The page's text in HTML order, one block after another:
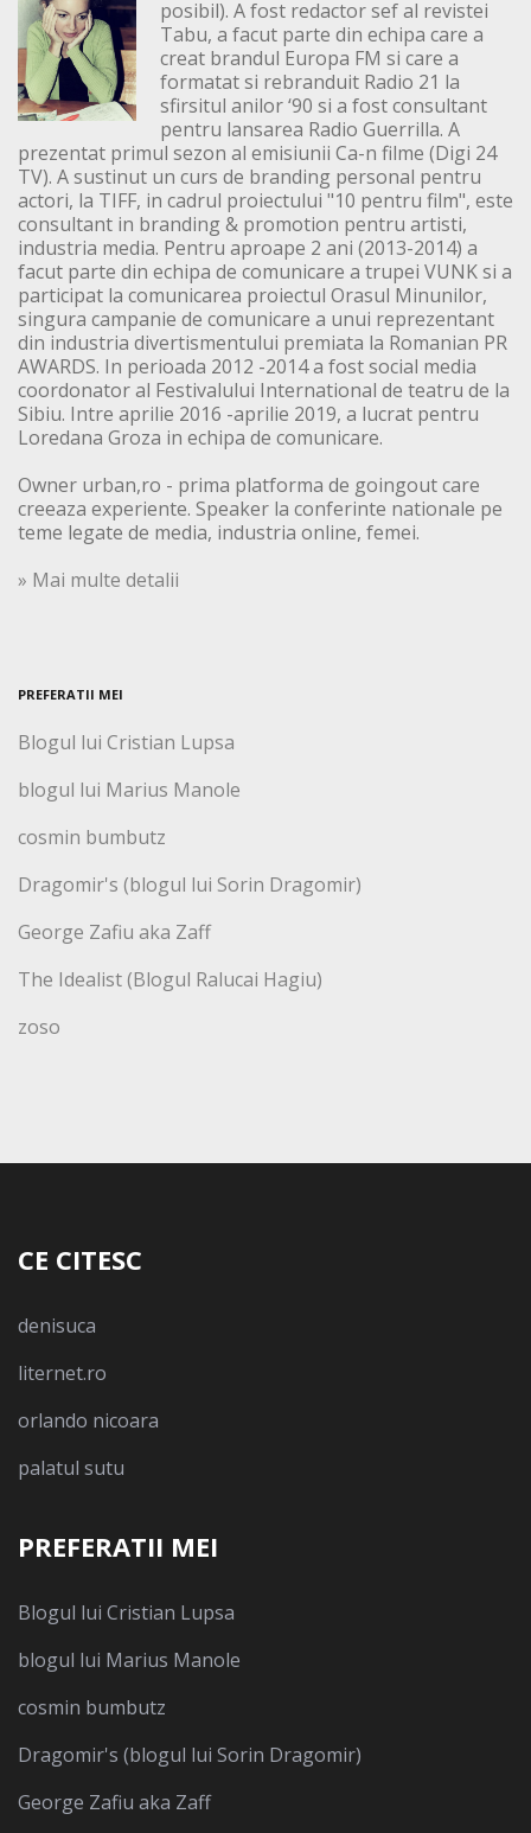
posibil). A fost redactor sef al revistei
Tabu, a facut parte din echipa care a
creat brandul Europa FM si care a
formatat si rebranduit Radio 21 la
sfirsitul anilor ‘90 si a fost consultant
pentru lansarea Radio Guerrilla. A
prezentat primul sezon al emisiunii Ca-n filme (Digi 24
TV). A sustinut un curs de branding personal pentru
actori, la TIFF, in cadrul proiectului "10 pentru film", este
consultant in branding & promotion pentru artisti,
industria media. Pentru aproape 2 ani (2013-2014) a
facut parte din echipa de comunicare a trupei VUNK si a
participat la comunicarea proiectul Orasul Minunilor,
singura campanie de comunicare a unui reprezentant
din industria divertismentului premiata la Romanian PR
AWARDS. In perioada 2012 -2014 a fost social media
coordonator al Festivalului International de teatru de la
Sibiu. Intre aprilie 2016 -aprilie 2019, a lucrat pentru
Loredana Groza in echipa de comunicare.
Owner urban,ro - prima platforma de goingout care
creeaza experiente. Speaker la conferinte nationale pe
teme legate de media, industria online, femei.
» Mai multe detalii
PREFERATII MEI
Blogul lui Cristian Lupsa
blogul lui Marius Manole
cosmin bumbutz
Dragomir's (blogul lui Sorin Dragomir)
George Zafiu aka Zaff
The Idealist (Blogul Ralucai Hagiu)
zoso
CE CITESC
denisuca
liternet.ro
orlando nicoara
palatul sutu
PREFERATII MEI
Blogul lui Cristian Lupsa
blogul lui Marius Manole
cosmin bumbutz
Dragomir's (blogul lui Sorin Dragomir)
George Zafiu aka Zaff